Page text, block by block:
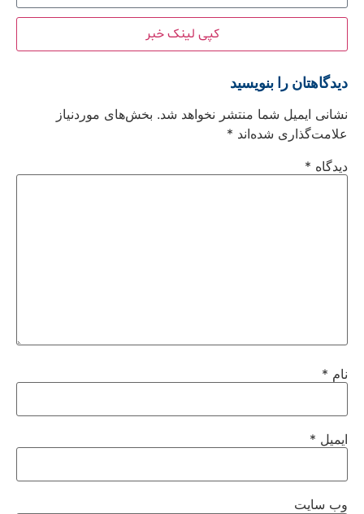
کپی لینک خبر
دیدگاهتان را بنویسید
نشانی ایمیل شما منتشر نخواهد شد. بخش‌های موردنیاز
علامت‌گذاری شده‌اند *
دیدگاه *
نام *
ایمیل *
وب‌ سایت